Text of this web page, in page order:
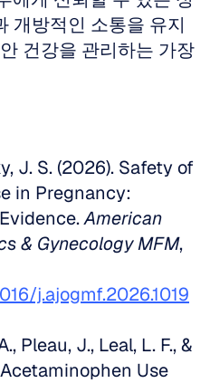
개방적인 소통을 유지
건강을 관리하는 가장
J. S. (2026). Safety of
in Pregnancy:
American
& Gynecology MFM,
j.ajogmf.2026.1019
Pleau, J., Leal, L. F., &
Use